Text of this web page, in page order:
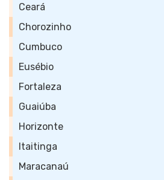
Ceará
Chorozinho
Cumbuco
Eusébio
Fortaleza
Guaiúba
Horizonte
Itaitinga
Maracanaú